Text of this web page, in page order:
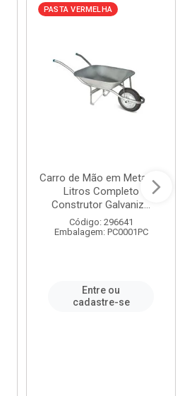
PASTA VERMELHA
Carro de Mão em Metal 60
Litros Completo
Construtor Galvaniz...
Código: 296641
Embalagem: PC0001PC
Entre ou
cadastre-se